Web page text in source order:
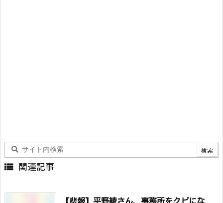
 関連記事
【悲報】平野綾さん、事務所をクビにな